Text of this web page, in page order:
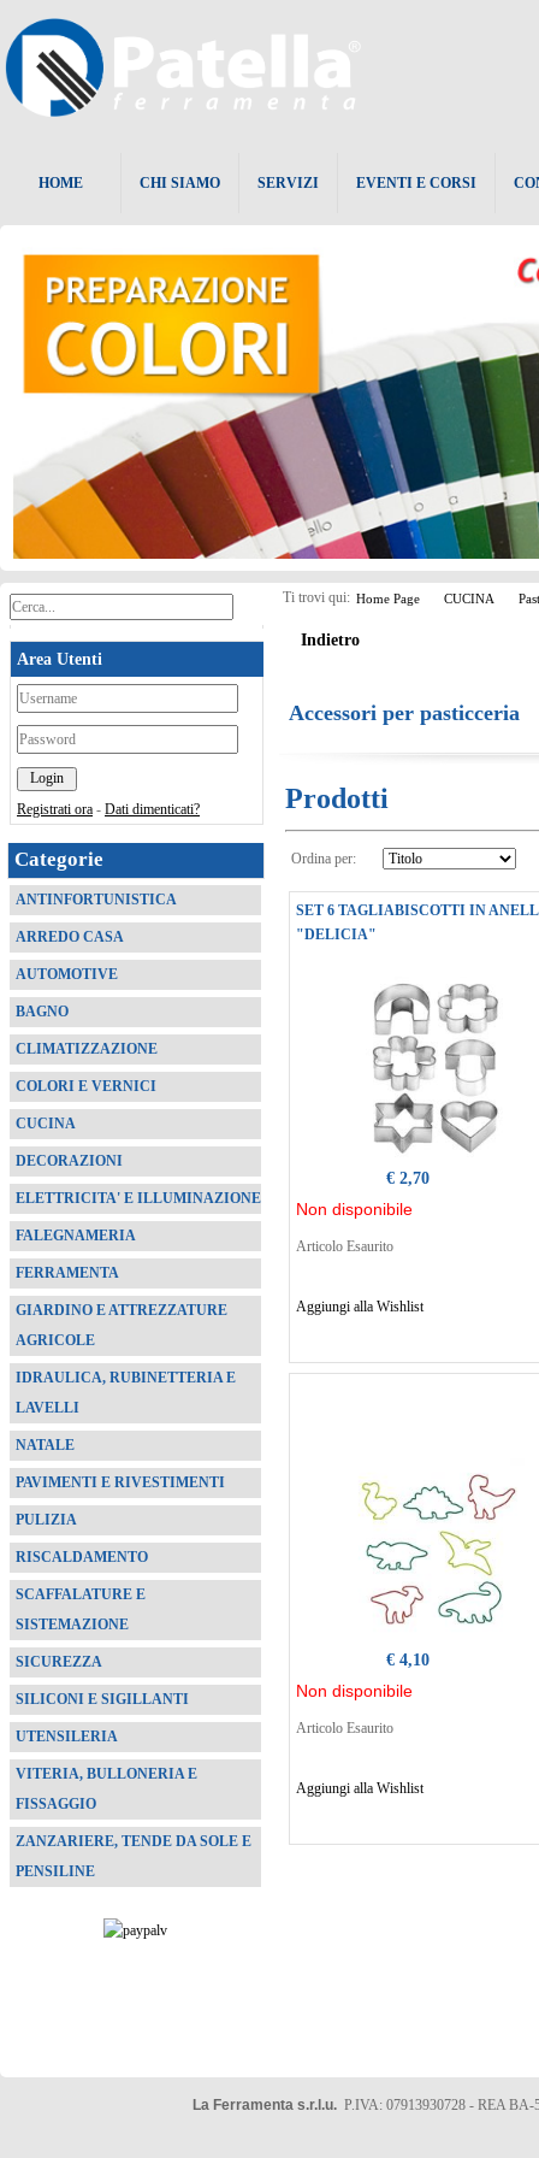
HOME CHI SIAMO SERVIZI EVENTI E CORSI
Area Utenti
*
*
Registrati ora - Dati dimenticati?
Categorie
ANTINFORTUNISTICA
ARREDO CASA
AUTOMOTIVE
BAGNO
CLIMATIZZAZIONE
COLORI E VERNICI
CUCINA
DECORAZIONI
ELETTRICITA' E ILLUMINAZIONE
FALEGNAMERIA
FERRAMENTA
GIARDINO E ATTREZZATURE
AGRICOLE
IDRAULICA, RUBINETTERIA E
LAVELLI
NATALE
PAVIMENTI E RIVESTIMENTI
PULIZIA
RISCALDAMENTO
SCAFFALATURE E
SISTEMAZIONE
SICUREZZA
SILICONI E SIGILLANTI
UTENSILERIA
VITERIA, BULLONERIA E
FISSAGGIO
ZANZARIERE, TENDE DA SOLE E
PENSILINE
Ti trovi qui: Home Page CUCINA
Indietro
Accessori per pasticceria
Prodotti
Ordina per:
SET 6 TAGLIABISCOTTI IN
"DELICIA"
€ 2,70
Non disponibile
Articolo Esaurito
Aggiungi alla Wishlist
€ 4,10
Non disponibile
Articolo Esaurito
Aggiungi alla Wishlist
La Ferramenta s.r.l.u. P.IVA: 07913930728 - REA BA-